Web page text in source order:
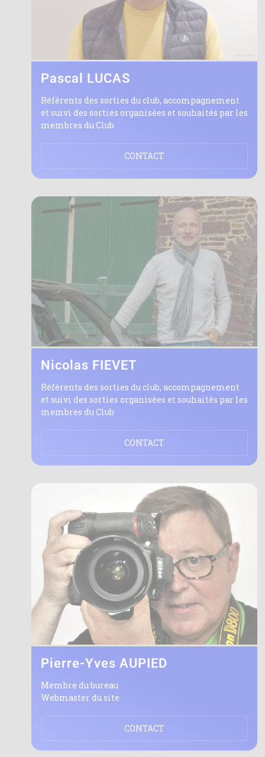
Pascal LUCAS
Référents des sorties du club, accompagnement
et suivi des sorties organisées et souhaités par les
membres du Club
CONTACT
Nicolas FIEVET
Référents des sorties du club, accompagnement
et suivi des sorties organisées et souhaités par les
membres du Club
CONTACT
Pierre-Yves AUPIED
Membre du bureau
Webmaster du site
CONTACT